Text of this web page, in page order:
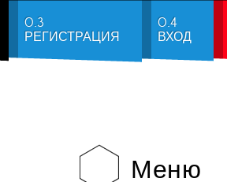
0.3
РЕГИСТРАЦИЯ
0.4
ВХОД
Меню